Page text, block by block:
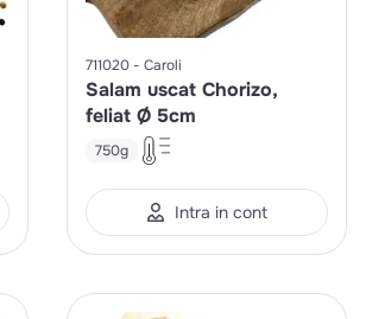
711020 Caroli
Salam uscat Chorizo,
feliat Ø 5cm
750g
Intra in cont